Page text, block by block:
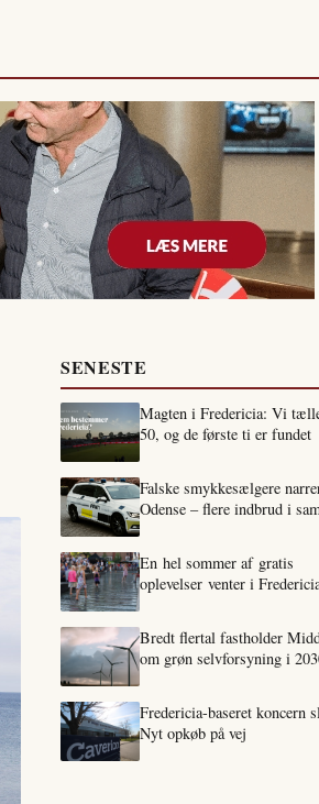
SENESTE
Magten i Fredericia: Vi
50, og de første ti er fundet
Falske smykkesælgere
Odense – flere indbrud i
En hel sommer af gratis
oplevelser venter i
Bredt flertal fastholder
om grøn selvforsyning i
Fredericia-baseret koncern
Nyt opkøb på vej